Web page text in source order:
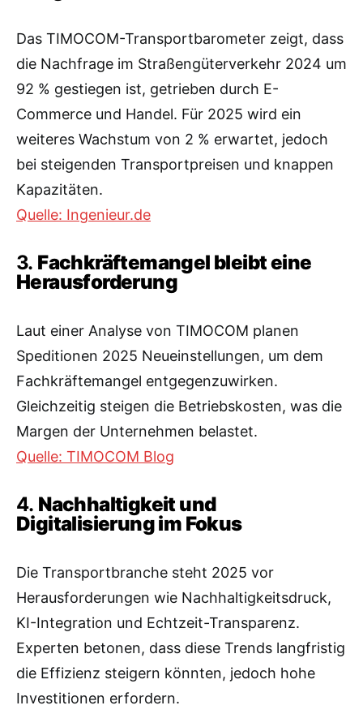
Das TIMOCOM-Transportbarometer zeigt, dass
die Nachfrage im Straßengüterverkehr 2024 um
92 % gestiegen ist, getrieben durch E-
Commerce und Handel. Für 2025 wird ein
weiteres Wachstum von 2 % erwartet, jedoch
bei steigenden Transportpreisen und knappen
Kapazitäten.
Quelle: Ingenieur.de
3. Fachkräftemangel bleibt eine
Herausforderung
Laut einer Analyse von TIMOCOM planen
Speditionen 2025 Neueinstellungen, um dem
Fachkräftemangel entgegenzuwirken.
Gleichzeitig steigen die Betriebskosten, was die
Margen der Unternehmen belastet.
Quelle: TIMOCOM Blog
4. Nachhaltigkeit und
Digitalisierung im Fokus
Die Transportbranche steht 2025 vor
Herausforderungen wie Nachhaltigkeitsdruck,
KI-Integration und Echtzeit-Transparenz.
Experten betonen, dass diese Trends langfristig
die Effizienz steigern könnten, jedoch hohe
Investitionen erfordern.